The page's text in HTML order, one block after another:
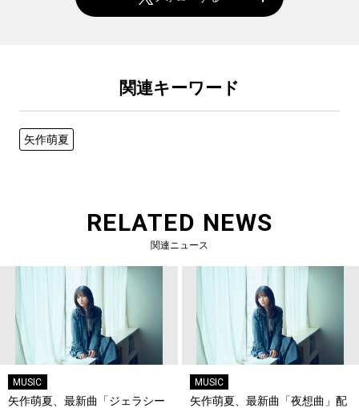
関連キーワード
矢作萌夏
RELATED NEWS
関連ニュース
MUSIC
矢作萌夏、最新曲「ジェラシー
MUSIC
矢作萌夏、最新曲「夜想曲」配